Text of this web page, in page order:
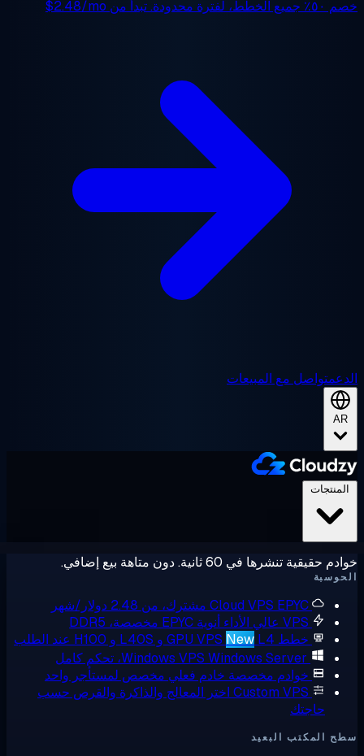
٥٠٪ جميع الخطط، لفترة محدودة. تبدأ من $2.48/mo
تواصل مع المبيعات
تنشرها في 60 ثانية. دون متاهة بيع إضافي.
Cloud VPSEPYC مشترك، من 2.48 دولار/شهر
VPS عالي الأداء
أنوية EPYC مخصصة، DDR5
خطط GPU VPS
New L4 و L40S و H100 عند الطلب
Windows VPS Windows Server، تحكم كامل
خوادم مخصصةخادم فعلي مخصص لمستأجر واحد
Custom VPS اختر المعالج والذاكرة والقرص حسب
حاجتك
المكتب البعيد